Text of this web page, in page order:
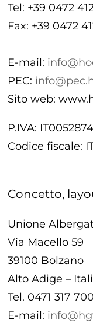
Tel: +39 0472
Fax: +39 0472
E-mail:
PEC:
Sito web:
P.IVA:
Codice fiscale:
Concetto,
Unione
Via Macello 59
39100 Bolzano
Alto Adige –
Tel. 0471 317
E-mail: